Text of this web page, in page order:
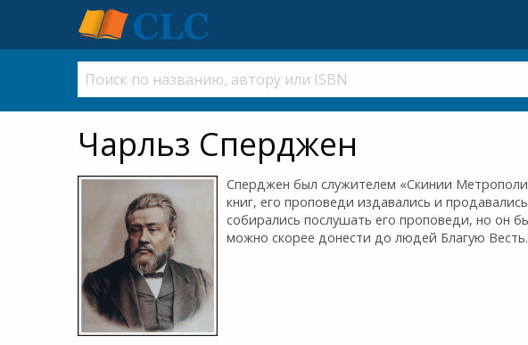
Чарльз Сперджен
Сперджен был служителем «Скинии
книг, его проповеди издавались и
собирались послушать его проповеди, но он
можно скорее донести до людей Благую Весть.